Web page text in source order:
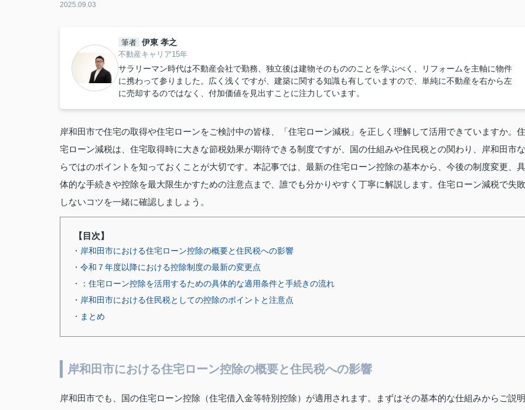
2025.09.03
筆者 伊東 孝之
不動産キャリア15年
サラリーマン時代は不動産会社で勤務、独立後は建物そのもののことを学ぶべく、リフォームを主軸に物件
に携わって参りました。広く浅くですが、建築に関する知識も有していますので、単純に不動産を右から左
に売却するのではなく、付加価値を見出すことに注力しています。
岸和田市で住宅の取得や住宅ローンをご検討中の皆様、「住宅ローン減税」を正しく理解して活用できていますか。住
宅ローン減税は、住宅取得時に大きな節税効果が期待できる制度ですが、国の仕組みや住民税との関わり、岸和田市な
らではのポイントを知っておくことが大切です。本記事では、最新の住宅ローン控除の基本から、今後の制度変更、具
体的な手続きや控除を最大限生かすための注意点まで、誰でも分かりやすく丁寧に解説します。住宅ローン減税で失敗
しないコツを一緒に確認しましょう。
【目次】
・岸和田市における住宅ローン控除の概要と住民税への影響
・令和７年度以降における控除制度の最新の変更点
・：住宅ローン控除を活用するための具体的な適用条件と手続きの流れ
・岸和田市における住民税としての控除のポイントと注意点
・まとめ
岸和田市における住宅ローン控除の概要と住民税への影響
岸和田市でも、国の住宅ローン控除（住宅借入金等特別控除）が適用されます。まずはその基本的な仕組みからご説明